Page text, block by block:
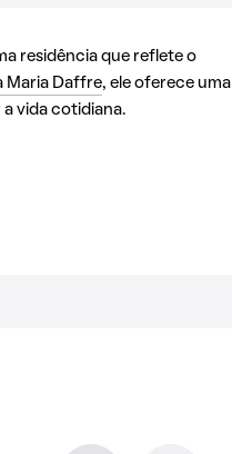
residência que reflete o
Maria Daffre, ele oferece uma
vida cotidiana.